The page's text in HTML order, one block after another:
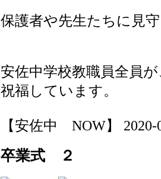
保護者や先生たちに見
安佐中学校教職員全員
祝福しています。
【安佐中 NOW】 2020-
卒業式 ２